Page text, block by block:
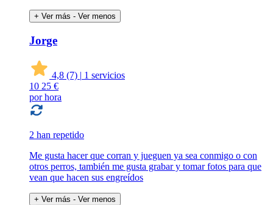
+ Ver más - Ver menos
Jorge
4,8 (7) | 1 servicios
10 25 €
por hora
2 han repetido
Me gusta hacer que corran y jueguen ya sea conmigo o con
otros perros, también me gusta grabar y tomar fotos para que
vean que hacen sus engreídos
+ Ver más - Ver menos